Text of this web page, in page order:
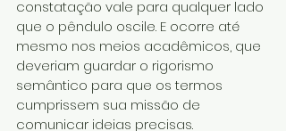
constatação vale para qualquer lado
que o pêndulo oscile. E ocorre até
mesmo nos meios acadêmicos, que
deveriam guardar o rigorismo
semântico para que os termos
cumprissem sua missão de
comunicar ideias precisas.